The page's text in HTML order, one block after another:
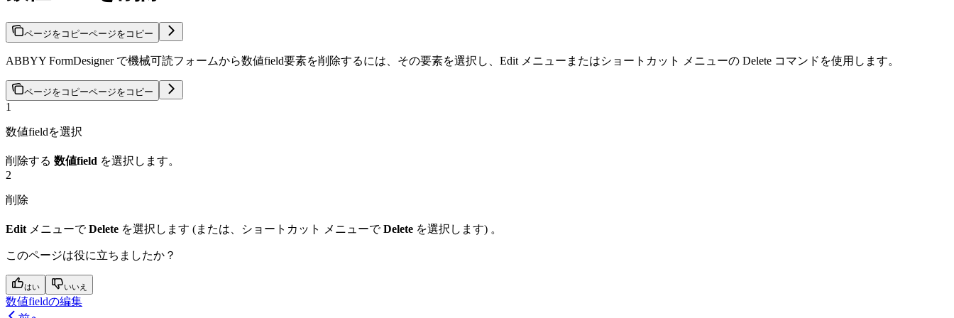
ページをコピーページをコピー
ABBYY FormDesigner で機械可読フォームから数値field要素を削除するには、その要素を選択し、Edit メニューまたはショートカット メニューの Delete コマンドを使用します。
ページをコピーページをコピー
1
数値fieldを選択
削除する 数値field を選択します。
2
削除
EditメニューでDelete を選択します (または、ショートカット メニューでDelete を選択します) 。
このページは役に立ちましたか？
はい いいえ
数値fieldの編集